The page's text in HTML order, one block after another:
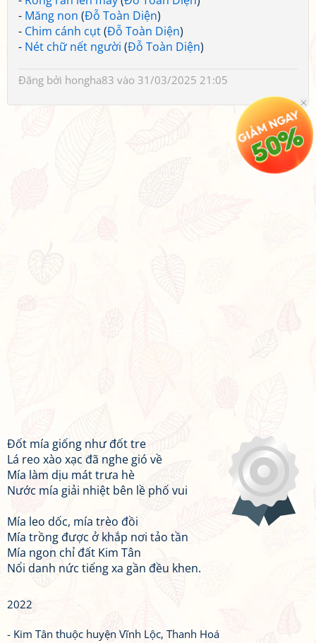
- Măng non (Đỗ Toàn Diện)
- Chim cánh cụt(Đỗ Toàn Diện)
- Nét chữ nết người (Đỗ Toàn Diện)
Đăng bởi hongha83 vào 31/03/2025 21:05
Đốt mía giống như đốt tre
Lá reo xào xạc đã nghe gió về
Mía làm dịu mát trưa hè
Nước mía giải nhiệt bên lề phố vui
Mía leo dốc, mía trèo đồi
Mía trồng được ở khắp nơi tảo tần
Mía ngon chỉ đất Kim Tân
Nổi danh nức tiếng xa gần đều khen.
2022
- Kim Tân thuộc huyện Vĩnh Lộc, Thanh Hoá